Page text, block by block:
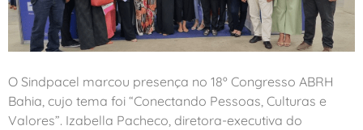
O Sindpacel marcou presença no 18º Congresso ABRH
Bahia, cujo tema foi “Conectando Pessoas, Culturas e
Valores”. Izabella Pacheco, diretora-executiva do